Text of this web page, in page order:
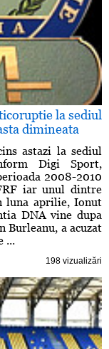
la sediul
dimineata
astazi la sediul
Digi Sport,
2008-2010
iar unul dintre
luna aprilie, Ionut
DNA vine dupa
Burleanu, a acuzat
...
198 vizualizări